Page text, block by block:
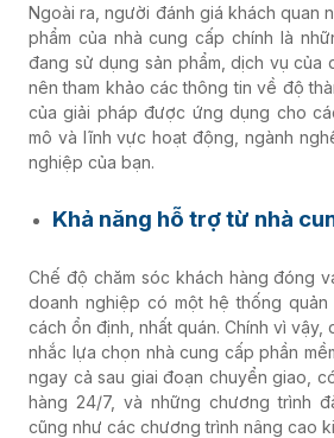
Ngoài ra, người đánh giá khách quan
phẩm của nhà cung cấp chính là
đang sử dụng sản phẩm, dịch vụ của
nên tham khảo các thông tin về độ
của giải pháp được ứng dụng cho
mô và lĩnh vực hoạt động, ngành
nghiệp của bạn.
Khả năng hỗ trợ từ nhà
Chế độ chăm sóc khách hàng đóng
doanh nghiệp có một hệ thống
cách ổn định, nhất quán. Chính vì vậy,
nhắc lựa chọn nhà cung cấp phần
ngay cả sau giai đoạn chuyển giao,
hàng 24/7, và những chương trình
cũng như các chương trình nâng cao